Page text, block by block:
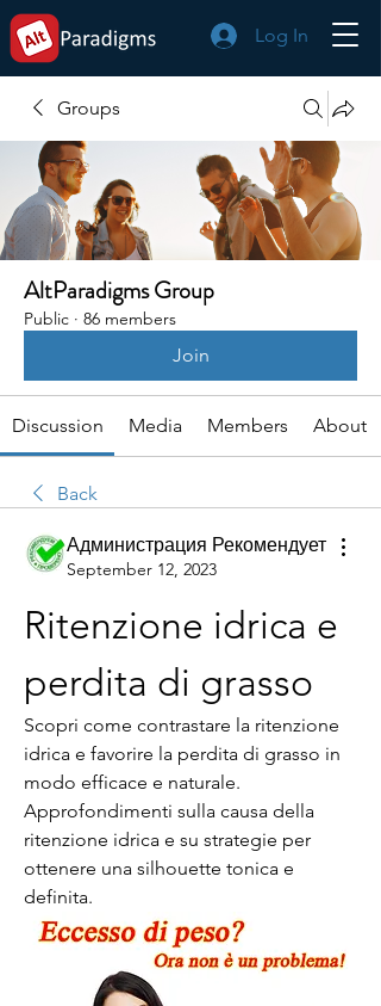
Log In
Groups
AltParadigms Group
Public · 86 members
Join
Discussion Media Members About
Back
Администрация Рекомендует
September 12, 2023
Ritenzione idrica e
perdita di grasso
Scopri come contrastare la ritenzione
idrica e favorire la perdita di grasso in
modo efficace e naturale.
Approfondimenti sulla causa della
ritenzione idrica e su strategie per
ottenere una silhouette tonica e
definita.